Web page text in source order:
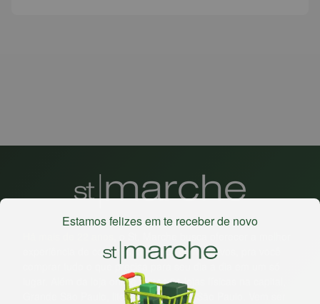
experiência de compras, a preços competitivos, pra você
comprar tudo o que precisa para seu dia a dia em um só
lugar. Além da loja online temos 31 lojas físicas na capital,
Grande São Paulo, litoral e interior de São Paulo. Vem ser
Estamos felizes em te receber de novo